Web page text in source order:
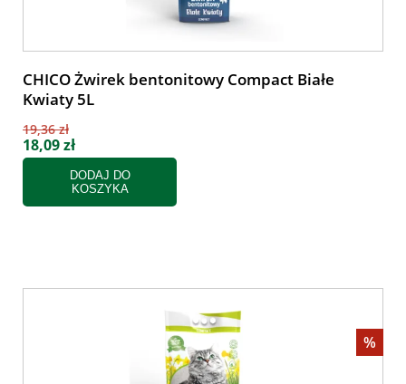
CHICO Żwirek bentonitowy Compact Białe
Kwiaty 5L
19,36 zł
18,09 zł
DODAJ DO
KOSZYKA
%